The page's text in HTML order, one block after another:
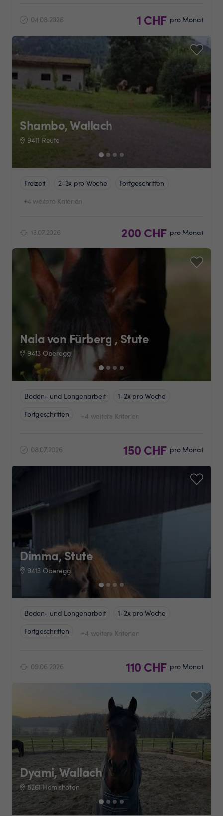
04.08.2026 1 CHF pro Monat
Shambo, Wallach
9411 Reute
Freizeit 2-3x pro Woche
Fortgeschritten
+4 weitere Kriterien
13.07.2026 200 CHF pro Monat
Nala von Fürberg , Stute
9413 Oberegg
Boden- und Longenarbeit
1-2x pro Woche
Fortgeschritten
+4 weitere Kriterien
08.07.2026 150 CHF pro Monat
Dimma, Stute
9413 Oberegg
Boden- und Longenarbeit
1-2x pro Woche
Fortgeschritten
+4 weitere Kriterien
09.06.2026 110 CHF pro Monat
Dyami, Wallach
8261 Hemishofen